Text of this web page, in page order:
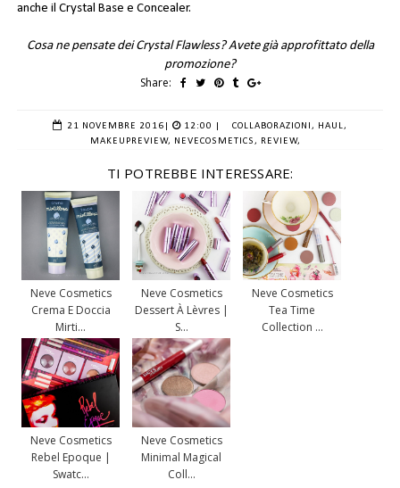
anche il Crystal Base e Concealer.
Cosa ne pensate dei Crystal Flawless? Avete già approfittato della
promozione?
Share:
21 NOVEMBRE 2016 12:00 | COLLABORAZIONI,
HAUL,
MAKEUPREVIEW,
NEVECOSMETICS, REVIEW,
TI POTREBBE INTERESSARE:
Neve Cosmetics
Crema E Doccia
Mirti...
Neve Cosmetics
Dessert À Lèvres |
S...
Neve Cosmetics
Tea Time
Collection ...
Neve Cosmetics
Rebel Epoque |
Swatc...
Neve Cosmetics
Minimal Magical
Coll...